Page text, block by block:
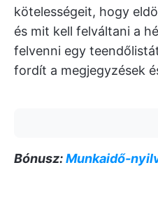
kötelességeit, hogy
és mit kell felváltani a
felvenni egy
fordít a megjegyzések
Bónusz:Munkaidő-